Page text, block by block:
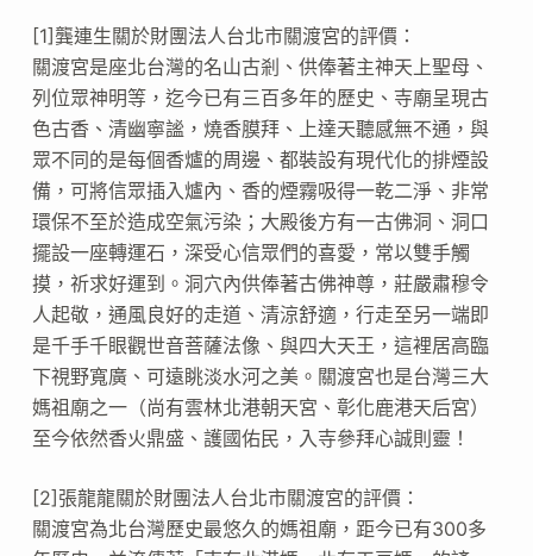
[1]龔連生關於財團法人台北市關渡宮的評價：
關渡宮是座北台灣的名山古剎、供俸著主神天上聖母、
列位眾神明等，迄今已有三百多年的歷史、寺廟呈現古
色古香、清幽寧謐，燒香膜拜、上達天聽感無不通，與
眾不同的是每個香爐的周邊、都裝設有現代化的排煙設
備，可將信眾插入爐內、香的煙霧吸得一乾二淨、非常
環保不至於造成空氣污染；大殿後方有一古佛洞、洞口
擺設一座轉運石，深受心信眾們的喜愛，常以雙手觸
摸，祈求好運到。洞穴內供俸著古佛神尊，莊嚴肅穆令
人起敬，通風良好的走道、清涼舒適，行走至另一端即
是千手千眼觀世音菩薩法像、與四大天王，這裡居高臨
下視野寬廣、可遠眺淡水河之美。關渡宮也是台灣三大
媽祖廟之一（尚有雲林北港朝天宮、彰化鹿港天后宮）
至今依然香火鼎盛、護國佑民，入寺參拜心誠則靈！
[2]張龍龍關於財團法人台北市關渡宮的評價：
關渡宮為北台灣歷史最悠久的媽祖廟，距今已有300多